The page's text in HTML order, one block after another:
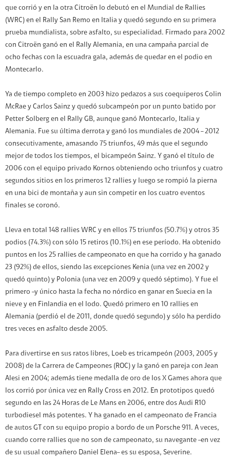
que corrió y en la otra Citroën lo debutó en el Mundial de Rallies
(WRC) en el Rally San Remo en Italia y quedó segundo en su primera
prueba mundialista, sobre asfalto, su especialidad. Firmado para 2002
con Citroën ganó en el Rally Alemania, en una campaña parcial de
ocho fechas con la escuadra gala, además de quedar en el podio en
Montecarlo.
Ya de tiempo completo en 2003 hizo pedazos a sus coequiperos Colin
McRae y Carlos Sainz y quedó subcampeón por un punto batido por
Petter Solberg en el Rally GB, aunque ganó Montecarlo, Italia y
Alemania. Fue su última derrota y ganó los mundiales de 2004 – 2012
consecutivamente, amasando 75 triunfos, 49 más que el segundo
mejor de todos los tiempos, el bicampeón Sainz. Y ganó el título de
2006 con el equipo privado Kornos obteniendo ocho triunfos y cuatro
segundos sitios en los primeros 12 rallies y luego se rompió la pierna
en una bici de montaña y aun sin competir en los cuatro eventos
finales se coronó.
Lleva en total 148 rallies WRC y en ellos 75 triunfos (50.7%) y otros 35
podios (74.3%) con sólo 15 retiros (10.1%) en ese período. Ha obtenido
puntos en los 25 rallies de campeonato en que ha corrido y ha ganado
23 (92%) de ellos, siendo las excepciones Kenia (una vez en 2002 y
quedó quinto) y Polonia (una vez en 2009 y quedó séptimo). Y fue el
primero –y único hasta la fecha no nórdico en ganar en Suecia en la
nieve y en Finlandia en el lodo. Quedó primero en 10 rallies en
Alemania (perdió el de 2011, donde quedó segundo) y sólo ha perdido
tres veces en asfalto desde 2005.
Para divertirse en sus ratos libres, Loeb es tricampeón (2003, 2005 y
2008) de la Carrera de Campeones (ROC) y la ganó en pareja con Jean
Alesi en 2004; además tiene medalla de oro de los X Games ahora que
los corrió por única vez en Rally Cross en 2012. En prototipos quedó
segundo en las 24 Horas de Le Mans en 2006, entre dos Audi R10
turbodiesel más potentes. Y ha ganado en el campeonato de Francia
de autos GT con su equipo propio a bordo de un Porsche 911. A veces,
cuando corre rallies que no son de campeonato, su navegante –en vez
de su usual compañero Daniel Elena– es su esposa, Severine.